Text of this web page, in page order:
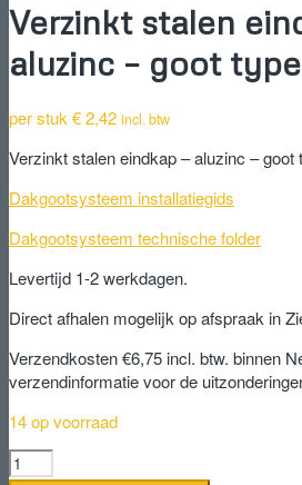
Verzinkt stalen
aluzinc – goot
per stuk €2,42 incl. btw
Verzinkt stalen eindkap – aluzinc – goot
Dakgootsysteem installatiegids
Dakgootsysteem technische folder
Levertijd 1-2 werkdagen.
Direct afhalen mogelijk op afspraak in
Verzendkosten €6,75 incl. btw. binnen
verzendinformatie voor de
14 op voorraad
Verzinkt